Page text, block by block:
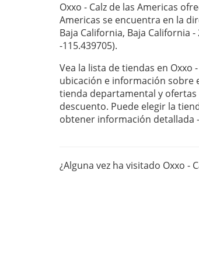
Oxxo - Calz de las Americas
Americas se encuentra en la
Baja California, Baja California -
-115.439705).
Vea la lista de tiendas en Oxxo
ubicación e información
tienda departamental y ofertas
descuento. Puede elegir la
obtener información detallada
¿Alguna vez ha visitado Oxxo -